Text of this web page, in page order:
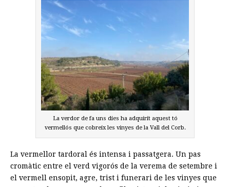
La verdor de fa uns dies ha adquirit aquest tó
vermellós que cobreix les vinyes de la Vall del Corb.
La vermellor tardoral és intensa i passatgera. Un pas
cromàtic entre el verd vigorós de la verema de setembre i
el vermell ensopit, agre, trist i funerari de les vinyes que